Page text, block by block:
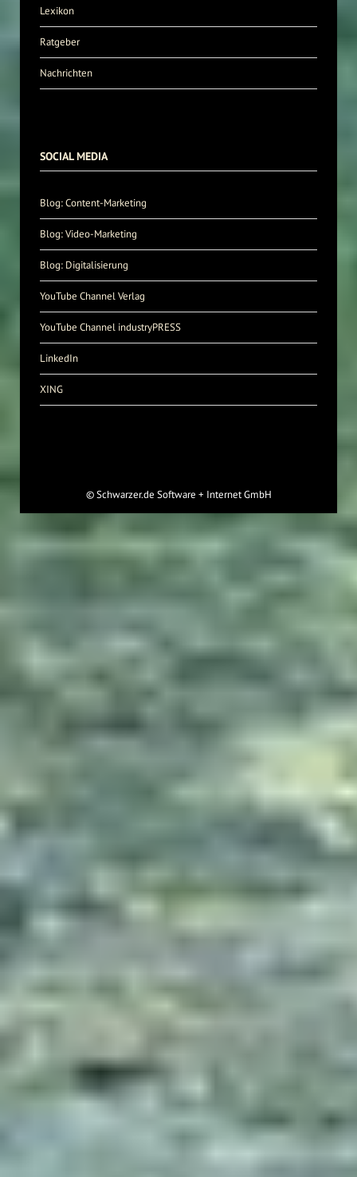
Lexikon
Ratgeber
Nachrichten
SOCIAL MEDIA
Blog: Content-Marketing
Blog: Video-Marketing
Blog: Digitalisierung
YouTube Channel Verlag
YouTube Channel industryPRESS
LinkedIn
XING
©Schwarzer.de Software + Internet GmbH